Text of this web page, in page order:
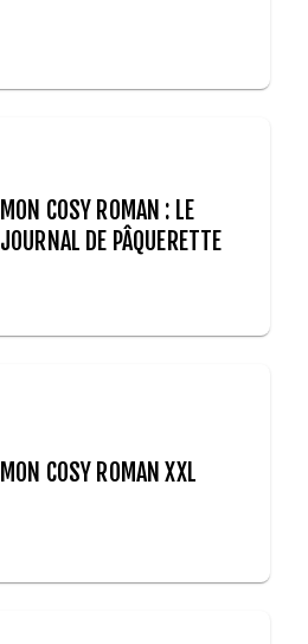
MON COSY ROMAN : LE
JOURNAL DE PÂQUERETTE
MON COSY ROMAN XXL